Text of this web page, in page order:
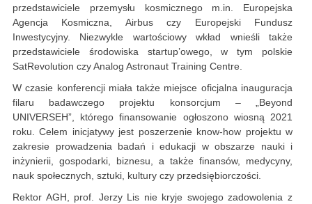
przedstawiciele przemysłu kosmicznego m.in. Europejska
Agencja Kosmiczna, Airbus czy Europejski Fundusz
Inwestycyjny. Niezwykle wartościowy wkład wnieśli także
przedstawiciele środowiska startup’owego, w tym polskie
SatRevolution czy Analog Astronaut Training Centre.
W czasie konferencji miała także miejsce oficjalna inauguracja
filaru badawczego projektu konsorcjum – „Beyond
UNIVERSEH”, którego finansowanie ogłoszono wiosną 2021
roku. Celem inicjatywy jest poszerzenie know-how projektu w
zakresie prowadzenia badań i edukacji w obszarze nauki i
inżynierii, gospodarki, biznesu, a także finansów, medycyny,
nauk społecznych, sztuki, kultury czy przedsiębiorczości.
Rektor AGH, prof. Jerzy Lis nie kryje swojego zadowolenia z